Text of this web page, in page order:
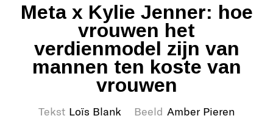
Meta x Kylie Jenner: hoe
vrouwen het
verdienmodel zijn van
mannen ten koste van
vrouwen
Tekst Loïs Blank Beeld Amber Pieren